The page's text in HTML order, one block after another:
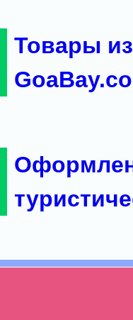
Товары